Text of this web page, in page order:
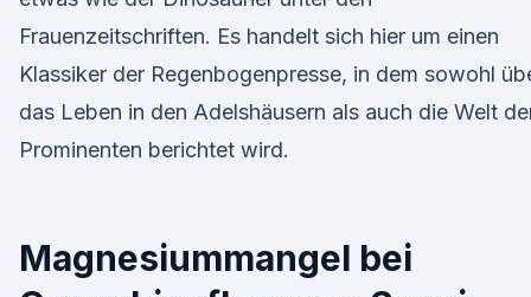
Frauenzeitschriften. Es handelt sich hier um einen
Klassiker der Regenbogenpresse, in dem sowohl
das Leben in den Adelshäusern als auch die Welt
Prominenten berichtet wird.
Magnesiummangel bei